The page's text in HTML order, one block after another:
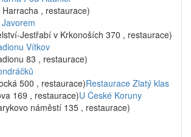
, restaurace)
Jestřabí v Krkonoších 370 , restaurace)
Vítkov
83 , restaurace)
500 , restaurace)Restaurace Zlatý klas
169 , restaurace)U České Koruny
náměstí 135 , restaurace)